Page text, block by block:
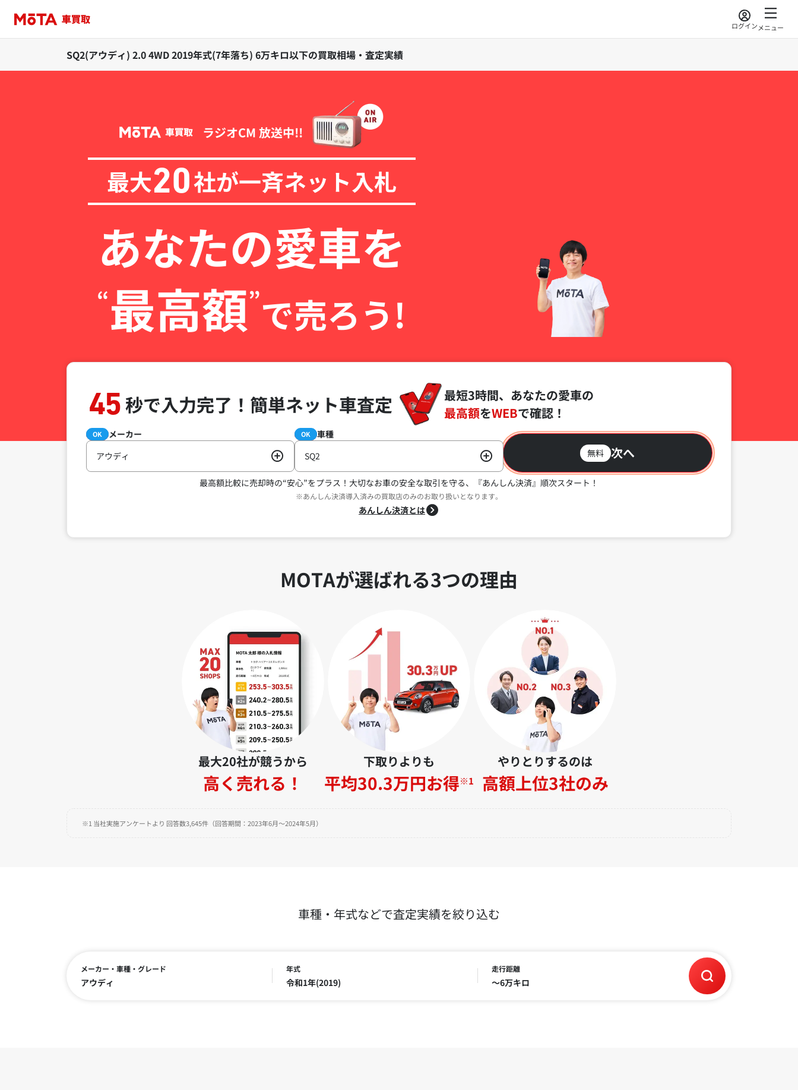
ログインメニュー
SQ2(アウディ) 2.0 4WD 2019年式(7年落ち) 6万キロ以下の買取相場・査定実績
ラジオCM 放送中!!
最大20社が一斉ネット入札
あなたの愛車を
“最高額”で売ろう!
45秒で入力完了！ 簡単ネット車査定
最短3時間、あなたの愛車の
最高額をWEBで確認！
必須 メーカー
OK
アウディ
必須 車種
OK
SQ2 無料 次へ
最高額比較に売却時の“安心”をプラス！ 大切なお車の安全な取引を守る、『あんしん決済』順次スタート！
※あんしん決済導入済みの買取店のみのお取り扱いとなります。
あんしん決済とは
MOTAが選ばれる3つの理由
最大20社が競うから
高く売れる！
下取りよりも
平均30.3万円お得※1
やりとりするのは
高額上位3社のみ
※1 当社実施アンケートより 回答数3,645件（回答期間：2023年6月～2024年5月）
車種・年式などで査定実績を絞り込む
メーカー・車種・グレード
アウディ
年式
令和1年(2019)
走行距離
～6万キロ